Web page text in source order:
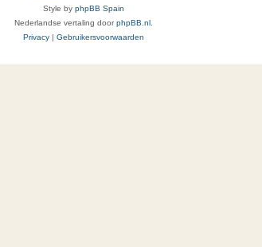
Style by phpBB Spain
Nederlandse vertaling doorphpBB.nl
Privacy | Gebruikersvoorwaarden